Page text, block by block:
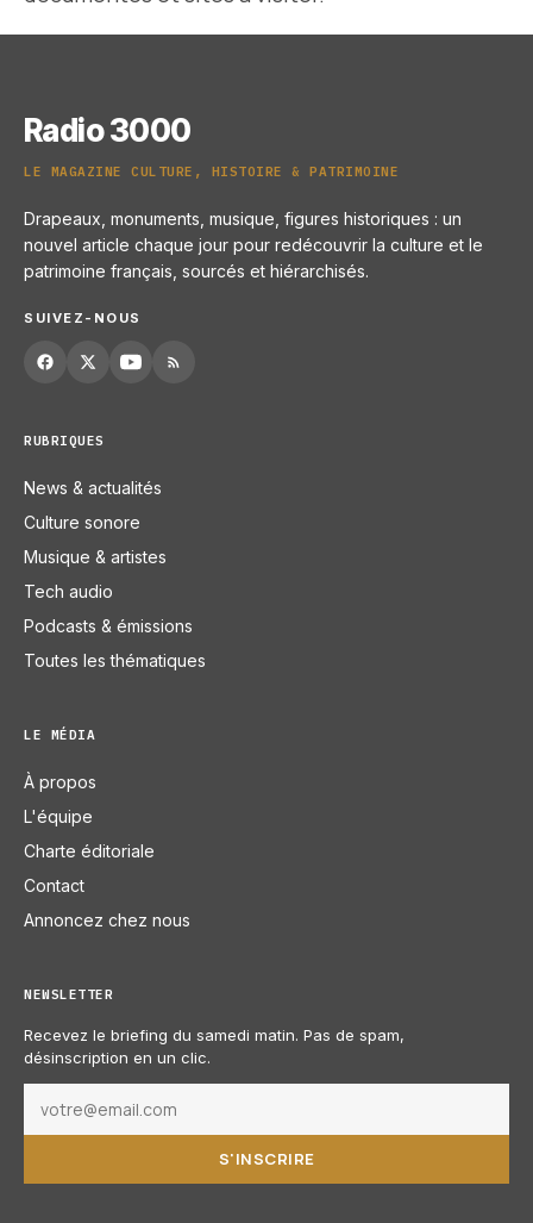
Radio 3000
LE MAGAZINE CULTURE, HISTOIRE & PATRIMOINE
Drapeaux, monuments, musique, figures historiques : un
nouvel article chaque jour pour redécouvrir la culture et le
patrimoine français, sourcés et hiérarchisés.
SUIVEZ-NOUS
RUBRIQUES
News & actualités
Culture sonore
Musique & artistes
Tech audio
Podcasts & émissions
Toutes les thématiques
LE MÉDIA
À propos
L'équipe
Charte éditoriale
Contact
Annoncez chez nous
NEWSLETTER
Recevez le briefing du samedi matin. Pas de spam,
désinscription en un clic.
S'INSCRIRE